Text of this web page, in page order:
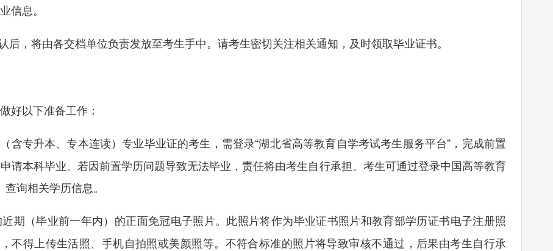
信息。
后，将由各交档单位负责发放至考生手中。请考生密切关注相关通知，及时领取毕业证书。
以下准备工作：
含专升本、专本连读）专业毕业证的考生，需登录“湖北省高等教育自学考试考生服务平台”，完成前置
请本科毕业。若因前置学历问题导致无法毕业，责任将由考生自行承担。考生可通过登录中国高等教育
查询相关学历信息。
期（毕业前一年内）的正面免冠电子照片。此照片将作为毕业证书照片和教育部学历证书电子注册照
不得上传生活照、手机自拍照或美颜照等。不符合标准的照片将导致审核不通过，后果由考生自行承